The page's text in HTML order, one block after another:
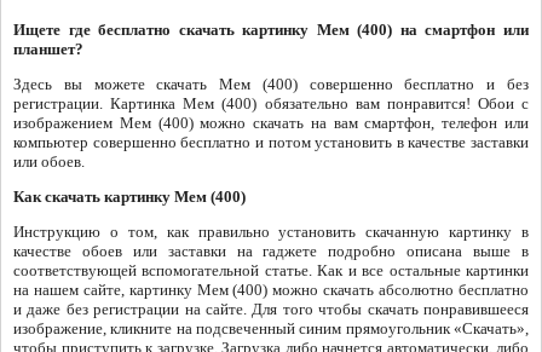
Ищете где бесплатно скачать картинку Мем (400) на смартфон или
планшет?
Здесь вы можете скачать Мем (400) совершенно бесплатно и без
регистрации. Картинка Мем (400) обязательно вам понравится! Обои с
изображением Мем (400) можно скачать на вам смартфон, телефон или
компьютер совершенно бесплатно и потом установить в качестве заставки
или обоев.
Как скачать картинку Мем (400)
Инструкцию о том, как правильно установить скачанную картинку в
качестве обоев или заставки на гаджете подробно описана выше в
соответствующей вспомогательной статье. Как и все остальные картинки
на нашем сайте, картинку Мем (400) можно скачать абсолютно бесплатно
и даже без регистрации на сайте. Для того чтобы скачать понравившееся
изображение, кликните на подсвеченный синим прямоугольник «Скачать»,
чтобы приступить к загрузке. Загрузка либо начнется автоматически, либо